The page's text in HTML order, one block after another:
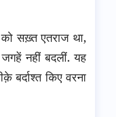
सख़्त एतराज था,
नहीं बदलीं. यह
किए वरना